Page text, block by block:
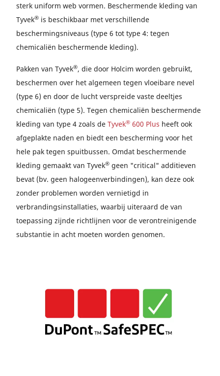
sterk uniform web vormen. Beschermende kleding van
Tyvek® is beschikbaar met verschillende
beschermingsniveaus (type 6 tot type 4: tegen
chemicaliën beschermende kleding).
Pakken van Tyvek®, die door Holcim worden gebruikt,
beschermen over het algemeen tegen vloeibare nevel
(type 6) en door de lucht verspreide vaste deeltjes
chemicaliën (type 5). Tegen chemicaliën beschermende
kleding van type 4 zoals de Tyvek® 600 Plus heeft ook
afgeplakte naden en biedt een bescherming voor het
hele pak tegen spuitbussen. Omdat beschermende
kleding gemaakt van Tyvek® geen "critical" additieven
bevat (bv. geen halogeenverbindingen), kan deze ook
zonder problemen worden vernietigd in
verbrandingsinstallaties, waarbij uiteraard de van
toepassing zijnde richtlijnen voor de verontreinigende
substantie in acht moeten worden genomen.